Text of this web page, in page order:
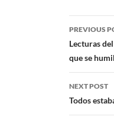
PREVIOUS
Lecturas
que se
NEXT POST
Todos